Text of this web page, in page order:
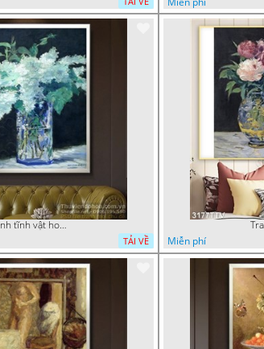
Tranh tĩnh vật hoa quả sơn dầu trang trí tường đẹp
TẢI VỀ
Miễn phí